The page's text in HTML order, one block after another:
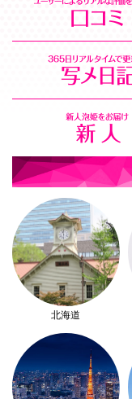
北海道